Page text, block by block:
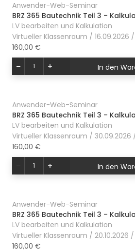
Anwender-Web-Seminar
BRZ 365 Bautechnik Teil 3 –
LV bearbeiten und Kalkulation
Virtueller Klassenraum / 16.09.2026
160,00 €
In den
Anwender-Web-Seminar
BRZ 365 Bautechnik Teil 3 –
LV bearbeiten und Kalkulation
Virtueller Klassenraum / 30.09.2026
160,00 €
In den
Anwender-Web-Seminar
BRZ 365 Bautechnik Teil 3 –
LV bearbeiten und Kalkulation
Virtueller Klassenraum / 20.10.2026 /
160,00 €